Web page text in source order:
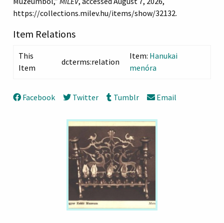
https://collections.milev.hu/items/show/32132.
Item Relations
This
Item
dcterms:relation
Item: Hanukai
menóra
Facebook Twitter Tumblr Email